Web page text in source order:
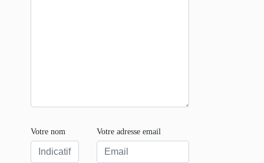
Votre nom Votre adresse email